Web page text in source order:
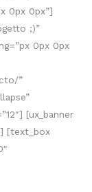
0px 0px”]
;)”
0px 0px
”
[ux_banner
[text_box